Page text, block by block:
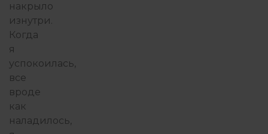
накрыло
изнутри.
Когда
я
успокоилась,
все
вроде
как
наладилось,